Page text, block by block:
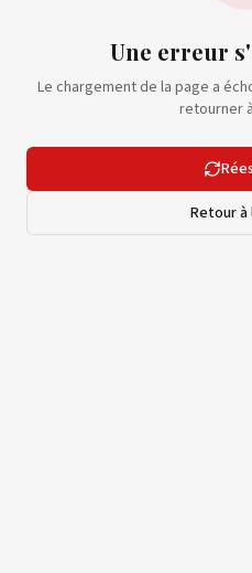
Une erreur
Le chargement de la page a
retourner
Retour à